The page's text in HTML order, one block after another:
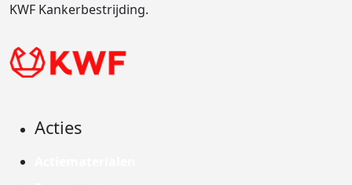
KWF Kankerbestrijding.
Acties